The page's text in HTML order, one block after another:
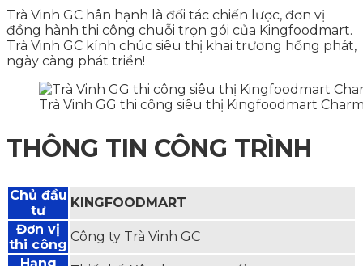
Trà Vinh GC hân hạnh là đối tác chiến lược, đơn vị
đồng hành thi công chuỗi trọn gói của Kingfoodmart.
Trà Vinh GC kính chúc siêu thị khai trương hồng phát,
ngày càng phát triển!
Trà Vinh GG thi công siêu thị Kingfoodmart
THÔNG TIN CÔNG TRÌNH
Chủ đầu
tư
KINGFOODMART
Đơn vị
thi công
Công ty Trà Vinh GC
Hạng